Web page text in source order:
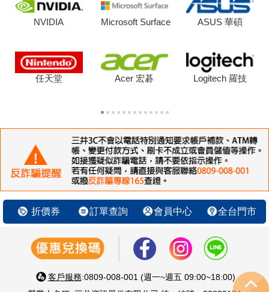
NVIDIA Microsoft Surface ASUS 華碩
任天堂 Acer 宏碁 Logitech 羅技
折價券 訂單查詢 會員中心 全台門市
客戶服務:0809-008-001 (週一~週五 09:00~18:00)